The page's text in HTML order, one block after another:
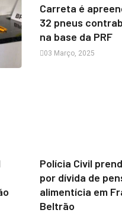
Carreta é
32 pneus
na base da PRF
03 Março, 2025
Polícia Civil
por dívida de
alimentícia em
Beltrão